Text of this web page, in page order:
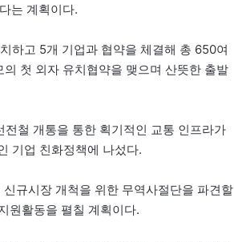
는 계획이다.
하고 5개 기업과 협약을 체결해 총 650여
첫 외자 유치협약을 맺으며 산뜻한 출발
철 개통을 통한 획기적인 교통 인프라가
기업 친화정책에 나섰다.
규시장 개척을 위한 무역사절단을 파견할
원활동을 펼칠 계획이다.